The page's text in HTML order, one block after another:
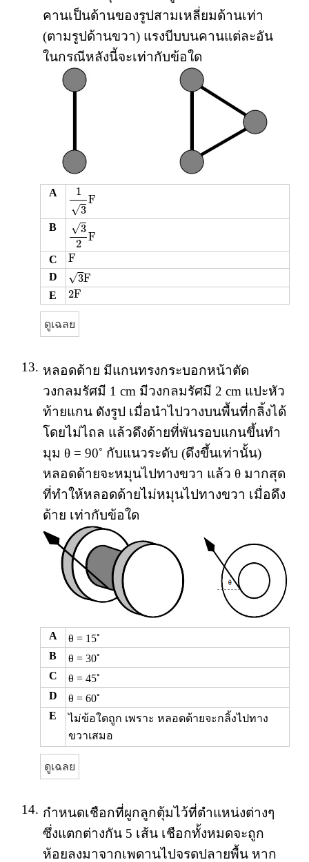
คานเป็นด้านของรูปสามเหลี่ยมด้านเท่า
(ตามรูปด้านขวา) แรงบีบบนคานแต่ละอัน
ในกรณีหลังนี้จะเท่ากับข้อใด
A
1
√3
F
13F
B √3
2
F
32F
C F
F
D √3F
3F
E 2F
2F
ดูเฉลย
13. หลอดด้าย มีแกนทรงกระบอกหน้าตัด
วงกลมรัศมี 1 cm มีวงกลมรัศมี 2 cm แปะหัว
ท้ายแกน ดังรูป เมื่อนำไปวางบนพื้นที่กลิ้งได้
โดยไม่ไถล แล้วดึงด้ายที่พันรอบแกนขึ้นทำ
มุม θ = 90◦ กับแนวระดับ (ดึงขึ้นเท่านั้น)
หลอดด้ายจะหมุนไปทางขวา แล้ว θ มากสุด
ที่ทำให้หลอดด้ายไม่หมุนไปทางขวา เมื่อดึง
ด้าย เท่ากับข้อใด
A θ = 15◦
B θ = 30◦
C θ = 45◦
D θ = 60◦
E
ไม่ข้อใดถูก เพราะ หลอดด้ายจะกลิ้งไปทาง
ขวาเสมอ
ดูเฉลย
14. กำหนดเชือกที่ผูกลูกตุ้มไว้ที่ตำแหน่งต่างๆ
ซึ่งแตกต่างกัน 5 เส้น เชือกทั้งหมดจะถูก
ห้อยลงมาจากเพดานไปจรดปลายพื้น หาก